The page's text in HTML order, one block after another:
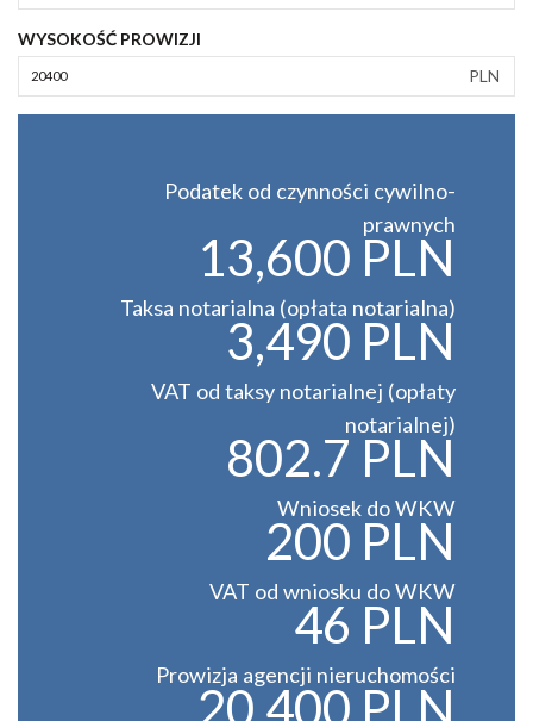
WYSOKOŚĆ PROWIZJI
PLN
Podatek od czynności cywilno-
prawnych
13,600 PLN
Taksa notarialna (opłata notarialna)
3,490 PLN
VAT od taksy notarialnej (opłaty
notarialnej)
802.7 PLN
Wniosek do WKW
200 PLN
VAT od wniosku do WKW
46 PLN
Prowizja agencji nieruchomości
20,400 PLN